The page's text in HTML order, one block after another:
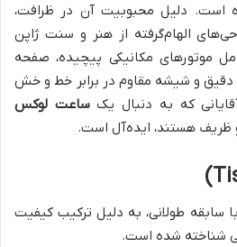
است. دلیل محبوبیت آن در ظرافت،
الهام‌گرفته از هنر و سنت ژاپن
موتورهای مکانیکی پیچیده، صفحه
دقیق و شیشه مقاوم در برابر خط و خش
که به دنبال یکساعت لوکس
ظریف هستند، ایده‌آل است.
سابقه طولانی، به دلیل ترکیب کیفیت
شناخته شده است.